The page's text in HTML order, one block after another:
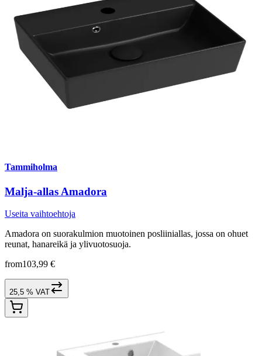
Tammiholma
Malja-allas Amadora
Useita vaihtoehtoja
Amadora on suorakulmion muotoinen posliiniallas, jossa on ohuet
reunat, hanareikä ja ylivuotosuoja.
from103,99 €
25,5 % VAT